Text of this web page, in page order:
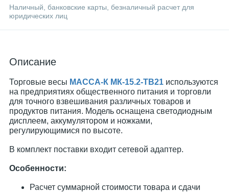
Наличный, банковские карты, безналичный расчет для
юридических лиц
Описание
Торговые весы МАССА-К МК-15.2-ТВ21 используются
на предприятиях общественного питания и торговли
для точного взвешивания различных товаров и
продуктов питания. Модель оснащена светодиодным
дисплеем, аккумулятором и ножками,
регулирующимися по высоте.
В комплект поставки входит сетевой адаптер.
Особенности:
Расчет суммарной стоимости товара и сдачи